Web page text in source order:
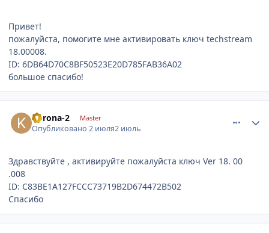
Привет!
пожалуйста, помогите мне активировать ключ techstream
18.00008.
ID: 6DB64D70C8BF50523E20D785FAB36A02
большое спасибо!
korona-2 Master
Опубликовано2 июля2 июль
Здравствуйте , активируйте пожалуйста ключ Ver 18. 00
.008
ID: C83BE1A127FCCC73719B2D674472B502
Спасибо